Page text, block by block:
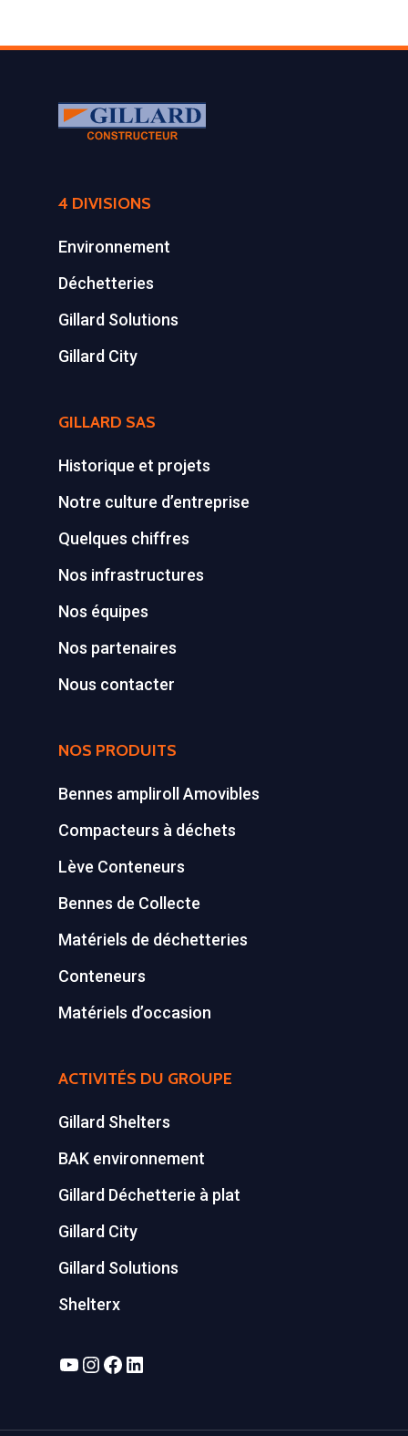
4 DIVISIONS
Environnement
Déchetteries
Gillard Solutions
Gillard City
GILLARD SAS
Historique et projets
Notre culture d’entreprise
Quelques chiffres
Nos infrastructures
Nos équipes
Nos partenaires
Nous contacter
NOS PRODUITS
Bennes ampliroll Amovibles
Compacteurs à déchets
Lève Conteneurs
Bennes de Collecte
Matériels de déchetteries
Conteneurs
Matériels d’occasion
ACTIVITÉS DU GROUPE
Gillard Shelters
BAK environnement
Gillard Déchetterie à plat
Gillard City
Gillard Solutions
Shelterx
YouTube
Instagram
Facebook